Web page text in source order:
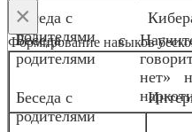
Беседа с
родителями
нет»
Беседа с
родителями
Беседа с
родителями
×
Формирование навыков